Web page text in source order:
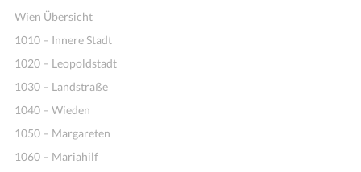
Wien Übersicht
1010 – Innere Stadt
1020 – Leopoldstadt
1030 – Landstraße
1040 – Wieden
1050 – Margareten
1060 – Mariahilf